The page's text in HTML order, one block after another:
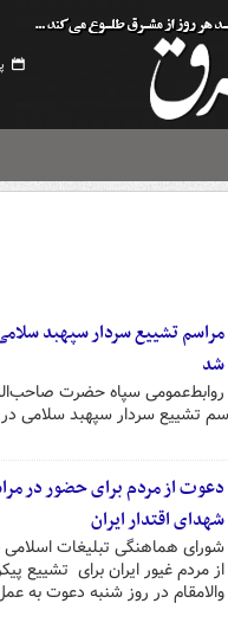
مراسم تشییع سردار سپهبد
شد
روابط‌عمومی سپاه حضرت
تشییع سردار سپهبد سلامی
دعوت از مردم برای حضور در
شهدای اقتدار ایران
شورای هماهنگی تبلیغات اسلامی
از مردم غیور ایران برای تشییع
والامقام در روز شنبه دعوت به